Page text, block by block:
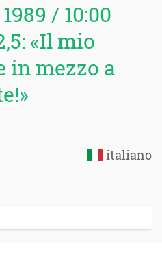
/ 10:00
«Il mio
in mezzo a
italiano